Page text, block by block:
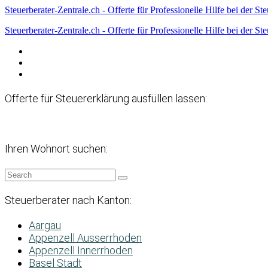
Steuerberater-Zentrale.ch - Offerte für Professionelle Hilfe bei der
Steuerberater-Zentrale.ch - Offerte für Professionelle Hilfe bei der
Offerte für Steuererklärung ausfüllen lassen:
Ihren Wohnort suchen:
Steuerberater nach Kanton:
Aargau
Appenzell Ausserrhoden
Appenzell Innerrhoden
Basel Stadt